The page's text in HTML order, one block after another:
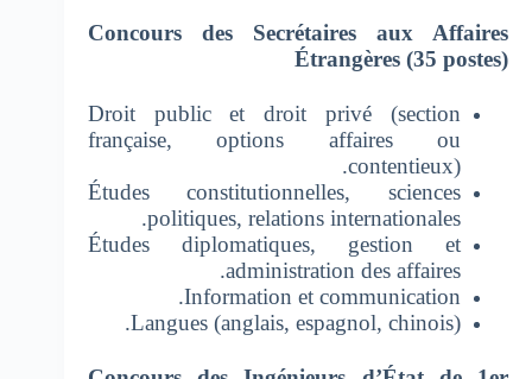
Concours des Secrétaires aux Affaires
Étrangères (35 postes)
Droit public et droit privé (section
française, options affaires ou
contentieux).
Études constitutionnelles, sciences
politiques, relations internationales.
Études diplomatiques, gestion et
administration des affaires.
Information et communication.
Langues (anglais, espagnol, chinois).